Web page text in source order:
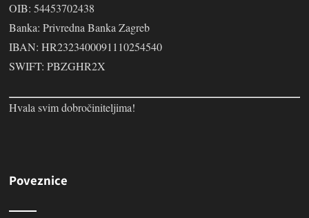
OIB: 54453702438
Banka: Privredna Banka Zagreb
IBAN: HR2323400091110254540
SWIFT: PBZGHR2X
Hvala svim dobročiniteljima!
Poveznice